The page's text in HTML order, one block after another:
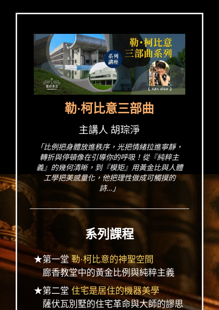
勒·柯比意三部曲
主講人 胡琮淨
「比例把身體放進秩序，光把情緒拉進寧靜，
轉折與停頓像在引導你的呼吸！從『純粹主
義』的幾何清晰，到『模矩』用黃金比與人體
工學把美感量化，他把理性做成可觸摸的
詩...」
系列課程
★第一堂勒·柯比意的神聖空間
廊香教堂中的黃金比例與純粹主義
★第二堂 住宅是居住的機器美學
薩伏瓦別墅的住宅革命與大師的謬思